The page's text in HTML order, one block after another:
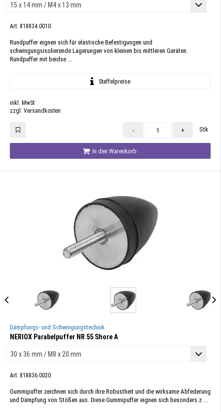
Art. 818834.0010
Rundpuffer eignen sich für elastische Befestigungen und
schwingungsisolierende Lagerungen von kleinen bis mittleren Geräten.
Rundpuffer mit beidse ...
Staffelpreise
inkl. MwSt
zzgl. Versandkosten
- + Stk
In den Warenkorb
Dämpfungs- und Schwingungstechnik
NERIOX Parabelpuffer NR 55 Shore A
Art. 818836.0020
Gummipuffer zeichnen sich durch ihre Robustheit und die wirksame Abfederung
und Dämpfung von Stößen aus. Diese Gummipuffer eignen sich besonders z ...